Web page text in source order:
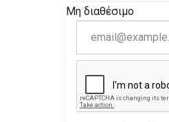
Μη διαθέσιμο